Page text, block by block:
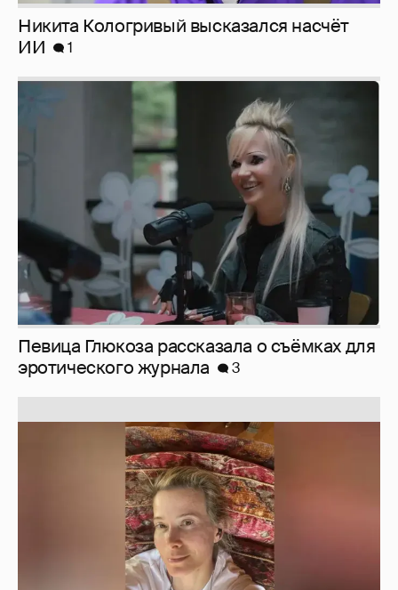
Никита Кологривый высказался насчёт
ИИ
1
Певица Глюкоза рассказала о съёмках для
эротического журнала
3